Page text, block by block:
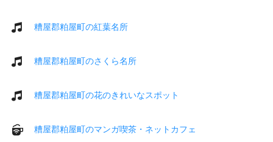
糟屋郡粕屋町の紅葉名所
糟屋郡粕屋町のさくら名所
糟屋郡粕屋町の花のきれいなスポット
糟屋郡粕屋町のマンガ喫茶・ネットカフェ